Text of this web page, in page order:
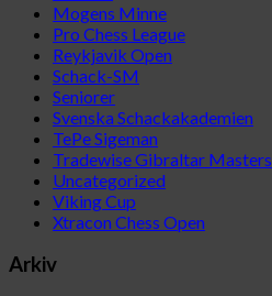
Mogens Minne
Pro Chess League
Reykjavik Open
Schack-SM
Seniorer
Svenska Schackakademien
TePe Sigeman
Tradewise Gibraltar Masters
Uncategorized
Viking Cup
Xtracon Chess Open
Arkiv